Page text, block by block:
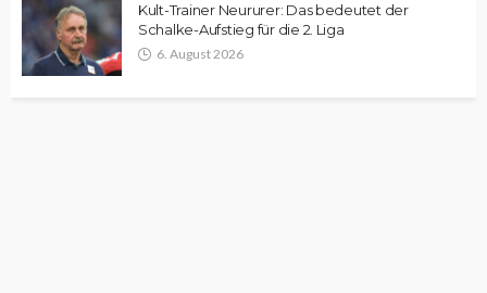
Kult-Trainer Neururer: Das bedeutet der
Schalke-Aufstieg für die 2. Liga
6. August 2026